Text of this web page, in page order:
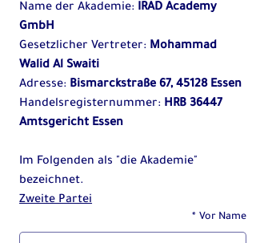
Name der Akademie: IRAD Academy
GmbH
Gesetzlicher Vertreter: Mohammad
Walid Al Swaiti
Adresse: Bismarckstraße 67, 45128 Essen
Handelsregisternummer: HRB 36447
Amtsgericht Essen
Im Folgenden als "die Akademie"
bezeichnet.
Zweite Partei
Vor Name
*